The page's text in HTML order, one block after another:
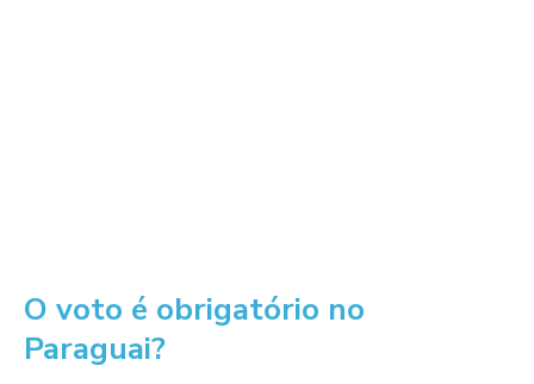
O voto é obrigatório no
Paraguai?